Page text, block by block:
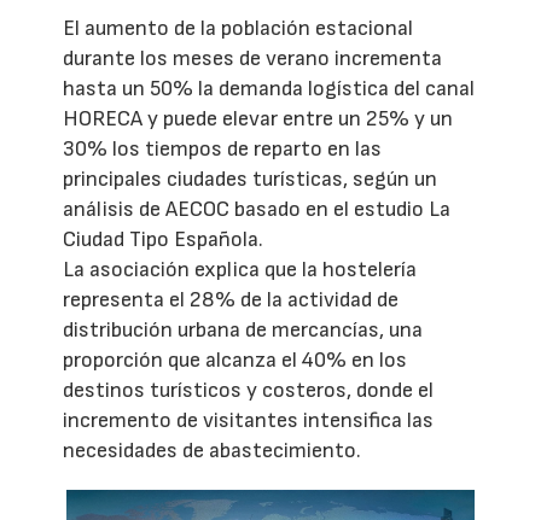
El aumento de la población estacional
durante los meses de verano incrementa
hasta un 50% la demanda logística del canal
HORECA y puede elevar entre un 25% y un
30% los tiempos de reparto en las
principales ciudades turísticas, según un
análisis de AECOC basado en el estudio La
Ciudad Tipo Española.
La asociación explica que la hostelería
representa el 28% de la actividad de
distribución urbana de mercancías, una
proporción que alcanza el 40% en los
destinos turísticos y costeros, donde el
incremento de visitantes intensifica las
necesidades de abastecimiento.